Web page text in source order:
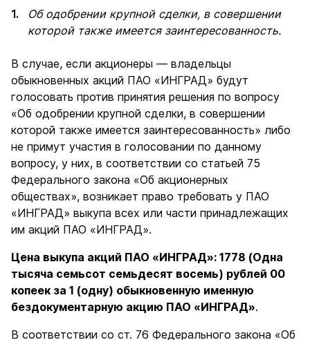
Об одобрении крупной сделки, в совершении
которой также имеется заинтересованность.
В случае, если акционеры — владельцы
обыкновенных акций ПАО «ИНГРАД» будут
голосовать против принятия решения по вопросу
«Об одобрении крупной сделки, в совершении
которой также имеется заинтересованность» либо
не примут участия в голосовании по данному
вопросу, у них, в соответствии со статьей 75
Федерального закона «Об акционерных
обществах», возникает право требовать у ПАО
«ИНГРАД» выкупа всех или части принадлежащих
им акций ПАО «ИНГРАД».
Цена выкупа акций ПАО «ИНГРАД»: 1778 (Одна
тысяча семьсот семьдесят восемь) рублей 00
копеек за 1 (одну) обыкновенную именную
бездокументарную акцию ПАО «ИНГРАД».
В соответствии со ст. 76 Федерального закона «Об